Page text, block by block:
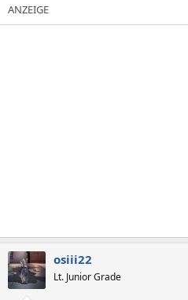
osiii22
Lt. Junior Grade